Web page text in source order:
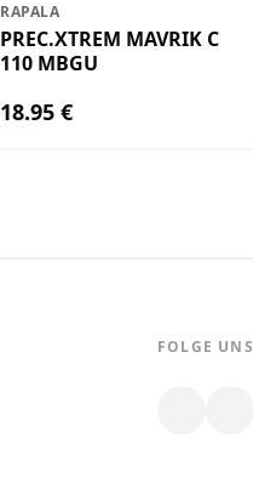
RAPALA
PREC.XTREM MAVRIK C
110 MBGU
18.95 €
FOLGE UNS